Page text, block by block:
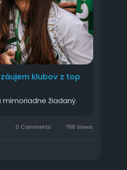
klubov z top
žiadaný.
0 Comments 798 Views